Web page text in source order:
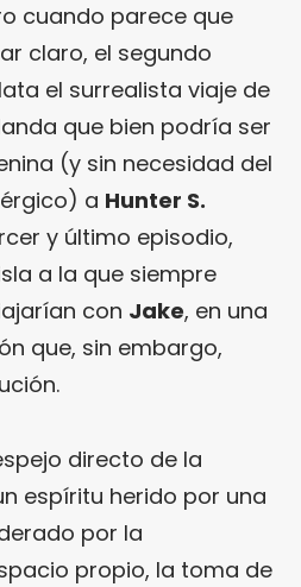
cuando parece que
claro, el segundo
el surrealista viaje de
que bien podría ser
(y sin necesidad del
a Hunter S.
y último episodio,
a la que siempre
con Jake, en una
que, sin embargo,
directo de la
espíritu herido por una
por la
propio, la toma de